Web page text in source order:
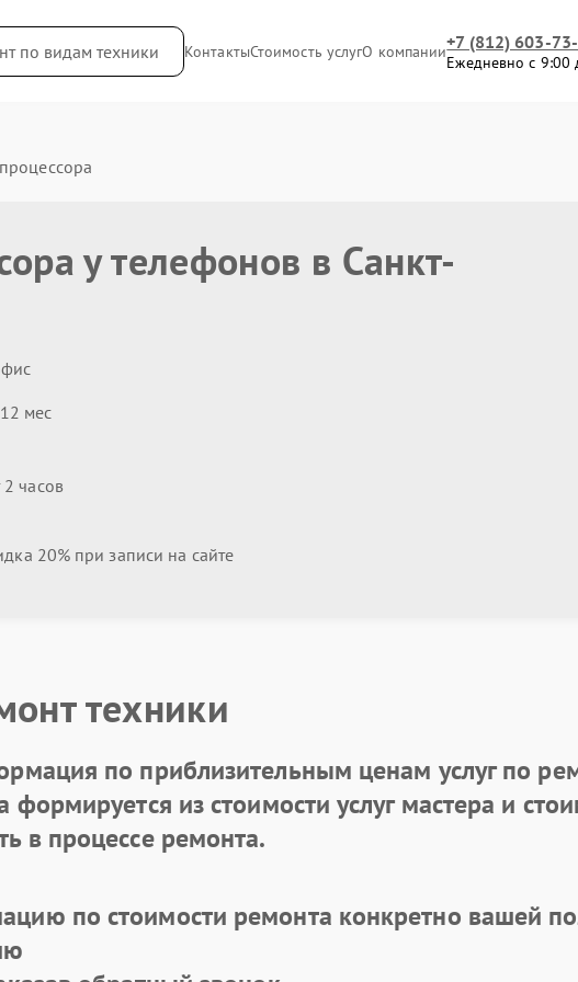
по видам техники КонтактыСтоимость услугО компании+7 (812) 603-
Ежедневно с 9:00
у телефонов в Санкт-
мес
часов
20% при записи на сайте
техники
по приблизительным ценам услуг по
формируется из стоимости услуг мастера и
в процессе ремонта.
по стоимости ремонта конкретно вашей